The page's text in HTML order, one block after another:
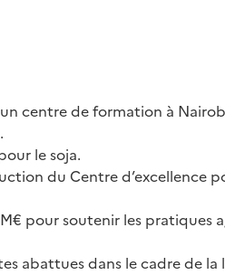
centre de formation à
le soja.
du Centre d’excellence
pour soutenir les pratiques
abattues dans le cadre de